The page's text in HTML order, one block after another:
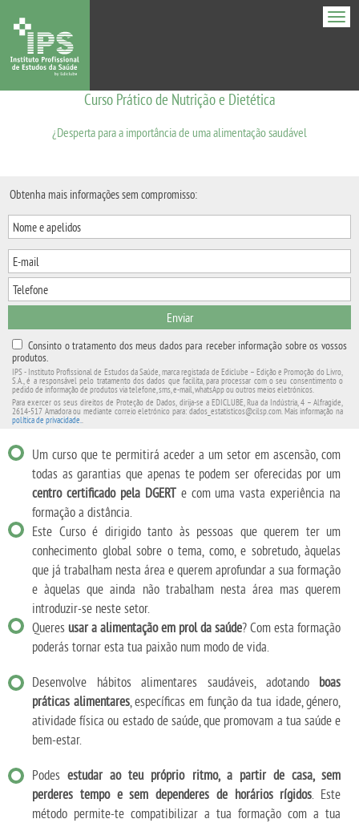
Menú
Curso Prático de Nutrição e Dietética
¿Desperta para a importância de uma alimentação saudável
Obtenha mais informações sem compromisso:
Enviar
Consinto o tratamento dos meus dados para receber informação sobre os vossos
produtos.
IPS - Instituto Profissional de Estudos da Saúde, marca registada de Ediclube – Edição e Promoção do Livro,
S.A., é a responsável pelo tratamento dos dados que facilita, para processar com o seu consentimento o
pedido de informação de produtos via telefone, sms, e-mail, whatsApp ou outros meios eletrónicos.
Para exercer os seus direitos de Proteção de Dados, dirija-se a EDICLUBE, Rua da Indústria, 4 – Alfragide,
2614-517 Amadora ou mediante correio eletrónico para: dados_estatisticos@cilsp.com. Mais informação na
política de privacidade..
Um curso que te permitirá aceder a um setor em ascensão, com
todas as garantias que apenas te podem ser oferecidas por um
centro certificado pela DGERTe com uma vasta experiência na
formação a distância.
Este Curso é dirigido tanto às pessoas que querem ter um
conhecimento global sobre o tema, como, e sobretudo, àquelas
que já trabalham nesta área e querem aprofundar a sua formação
e àquelas que ainda não trabalham nesta área mas querem
introduzir-se neste setor.
Queres usar a alimentação em prol da saúde? Com esta formação
poderás tornar esta tua paixão num modo de vida.
Desenvolve hábitos alimentares saudáveis, adotando boas
práticas alimentares, específicas em função da tua idade, género,
atividade física ou estado de saúde, que promovam a tua saúde e
bem-estar.
Podesestudar ao teu próprio ritmo, a partir de casa, sem
perderes tempo e sem dependeres de horários rígidos . Este
método permite-te compatibilizar a tua formação com a tua